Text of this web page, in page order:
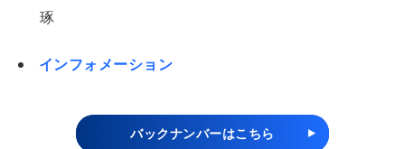
琢
インフォメーション
バックナンバーはこちら